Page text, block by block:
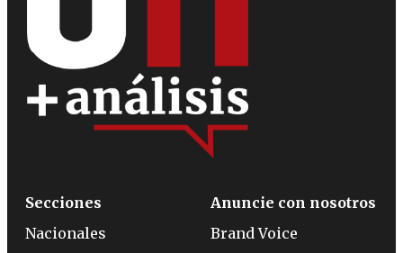
Secciones
Nacionales
Anuncie con nosotros
Brand Voice